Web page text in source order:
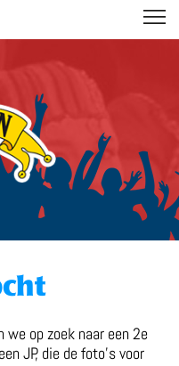
we op zoek naar een 2e
JP, die de foto’s voor